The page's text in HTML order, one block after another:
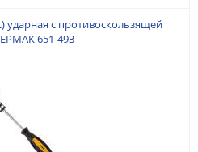
ударная с противоскользящей
651-493